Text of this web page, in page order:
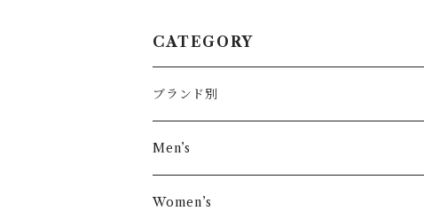
CATEGORY
ブランド別
その他ブランド
COMME des GARÇONS
Men’s
Women’s